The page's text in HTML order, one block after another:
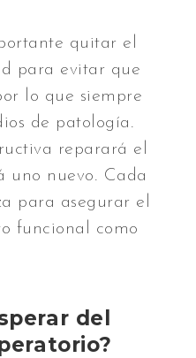
quitar el
para evitar que
lo que siempre
de patología.
reparará el
uno nuevo. Cada
para asegurar el
funcional como
del